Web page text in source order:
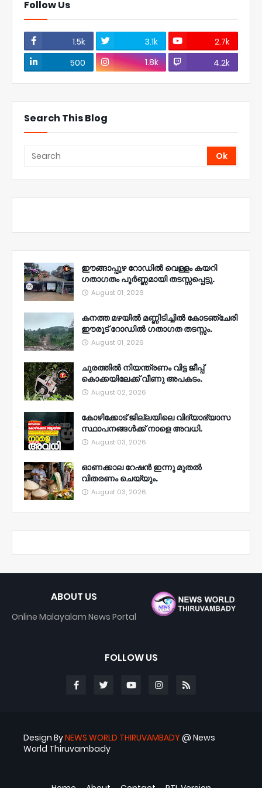
Follow Us
1.5k 3.1k
2.7k
500
1.8k 4.2k
Search This Blog
ഈങ്ങാപ്പുഴ റോഡിൽ വെള്ളം കയറി
ഗതാഗതം പൂർണ്ണമായി തടസ്സപ്പെട്ടു.
August 01, 2026
കനത്ത മഴയിൽ മണ്ണിടിച്ചിൽ കോടഞ്ചേരി
ഈരൂട് റോഡിൽ ഗതാഗത തടസ്സം.
August 01, 2026
ചുരത്തിൽ നിയന്ത്രണം വിട്ട ജീപ്പ്
കൊക്കയിലേക്ക് വീണു അപകടം.
August 02, 2026
കോഴിക്കോട് ജില്ലയിലെ വിദ്യാഭ്യാസ
സ്ഥാപനങ്ങൾക്ക് നാളെ അവധി.
August 03, 2026
ഓണക്കാല റേഷൻ ഇന്നു മുതല്‍
വിതരണം ചെയ്യും.
August 03, 2026
ABOUT US
Online Malayalam News Portal
FOLLOW US
Design ByNEWS WORLD THIRUVAMBADY @ News
World Thiruvambady